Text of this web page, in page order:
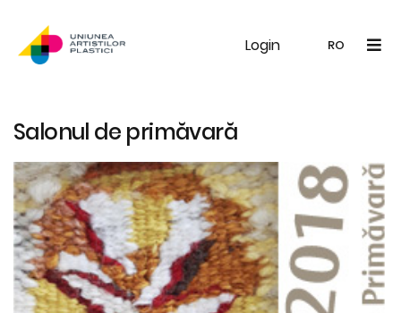
Login RO
UAP Galerie Noutăți
Salonul de primăvară